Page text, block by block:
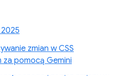
zmian w CSS
pomocą Gemini